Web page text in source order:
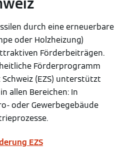
durch eine erneuerbare
oder Holzheizung)
Förderbeiträgen.
Förderprogramm
(EZS) unterstützt
allen Bereichen: In
oder Gewerbegebäude
EZS